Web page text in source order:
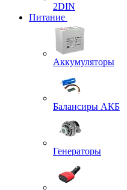
2DIN
Питание
Аккумуляторы
Балансиры АКБ
Генераторы